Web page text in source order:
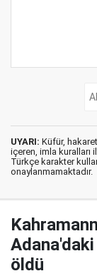
UYARI: Küfür,
içeren, imla kuralları
Türkçe karakter
onaylanmamaktadır.
öldü